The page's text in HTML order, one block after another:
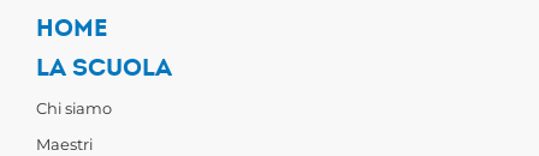
HOME
LA SCUOLA
Chi siamo
Maestri